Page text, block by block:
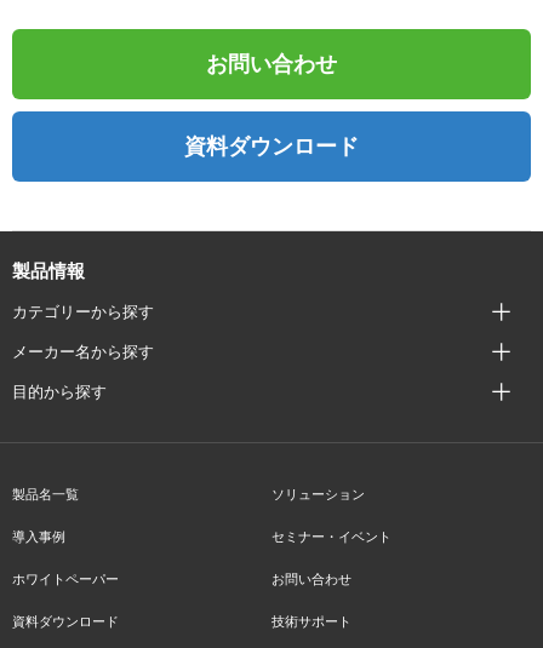
お問い合わせ
資料ダウンロード
製品情報
カテゴリーから探す
メーカー名から探す
目的から探す
製品名一覧 ソリューション
導入事例 セミナー・イベント
ホワイトペーパー お問い合わせ
資料ダウンロード 技術サポート